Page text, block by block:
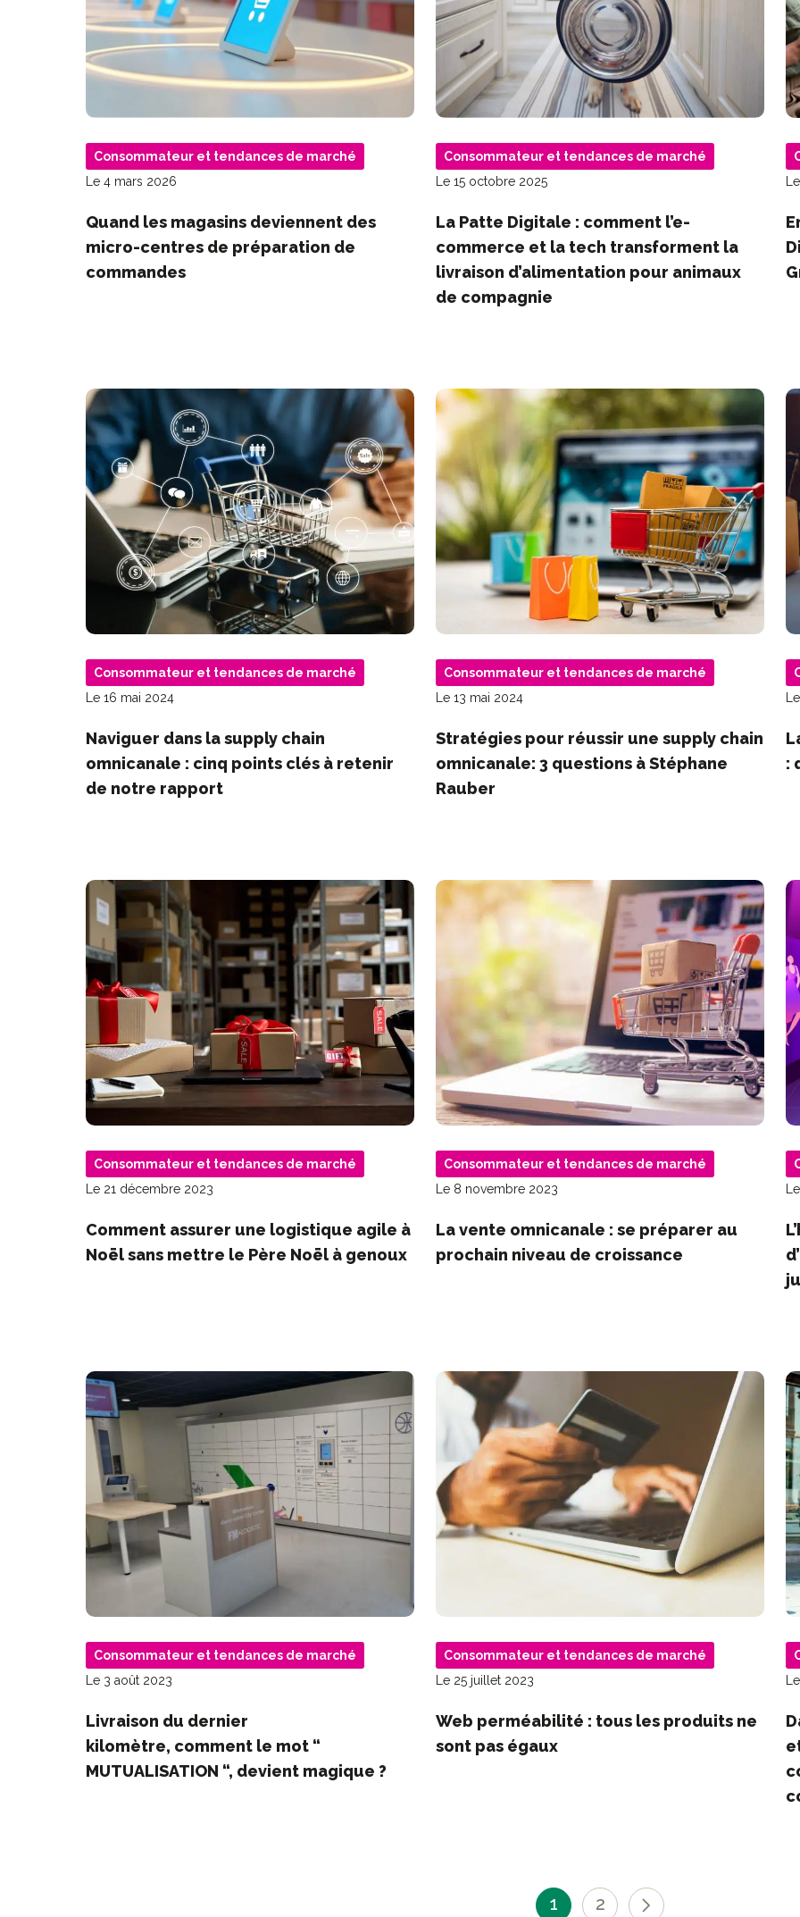
Consommateur et tendances de marché
Le 4 mars 2026
Quand les magasins deviennent des
micro-centres de préparation de
commandes
Consommateur et tendances de marché
Le 15 octobre 2025
La Patte Digitale : comment l’e-
commerce et la tech transforment la
livraison d’alimentation pour animaux
de compagnie
Consommateur et tendances de marché
Le 16 mai 2024
Naviguer dans la supply chain
omnicanale : cinq points clés à retenir
de notre rapport
Consommateur et tendances de marché
Le 13 mai 2024
Stratégies pour réussir une supply chain
omnicanale: 3 questions à Stéphane
Rauber
:
Consommateur et tendances de marché
Le 21 décembre 2023
Comment assurer une logistique agile à
Noël sans mettre le Père Noël à genoux
Consommateur et tendances de marché
Le 8 novembre 2023
La vente omnicanale : se préparer au
prochain niveau de croissance
Consommateur et tendances de marché
Le 3 août 2023
Livraison du dernier
kilomètre, comment le mot “
MUTUALISATION “, devient magique ?
Consommateur et tendances de marché
Le 25 juillet 2023
Web perméabilité : tous les produits ne
sont pas égaux
1 2